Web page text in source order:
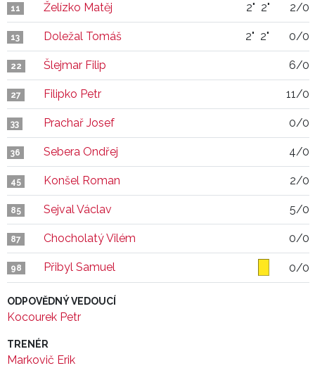
11 Želízko Matěj 2" 2" 2/0
13 Doležal Tomáš 2" 2" 0/0
22 Šlejmar Filip 6/0
27 Filipko Petr 11/0
33 Prachař Josef 0/0
36 Sebera Ondřej 4/0
45 Konšel Roman 2/0
85 Sejval Václav 5/0
87 Chocholatý Vilém 0/0
98 Přibyl Samuel 0/0
ODPOVĚDNÝ VEDOUCÍ
Kocourek Petr
TRENÉR
Markovič Erik